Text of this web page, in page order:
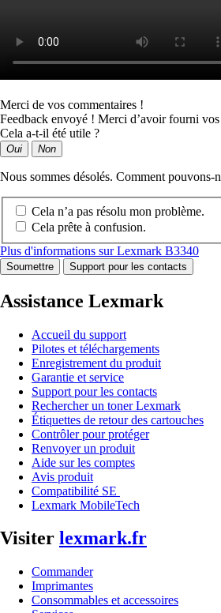
Merci de vos commentaires !
Feedback envoyé ! Merci d’avoir fourni
Cela a-t-il été utile ?
Oui Non
Nous sommes désolés. Comment pouvons-
Cela n’a pas résolu mon problème.
Cela prête à confusion.
Plus d'informations sur Lexmark B3340
Soumettre Support pour les contacts
Assistance Lexmark
Accueil du support
Pilotes et téléchargements
Enregistrement du produit
Garantie et service
Support pour les contacts
Rechercher un toner Lexmark
Étiquettes de retour des cartouches
Contrôler pour protéger
Renvoyer un produit
Aide sur les comptes
Avis produit
Compatibilité SE
Lexmark MobileTech
Visiter lexmark.fr
Commander
Imprimantes
Consommables et accessoires